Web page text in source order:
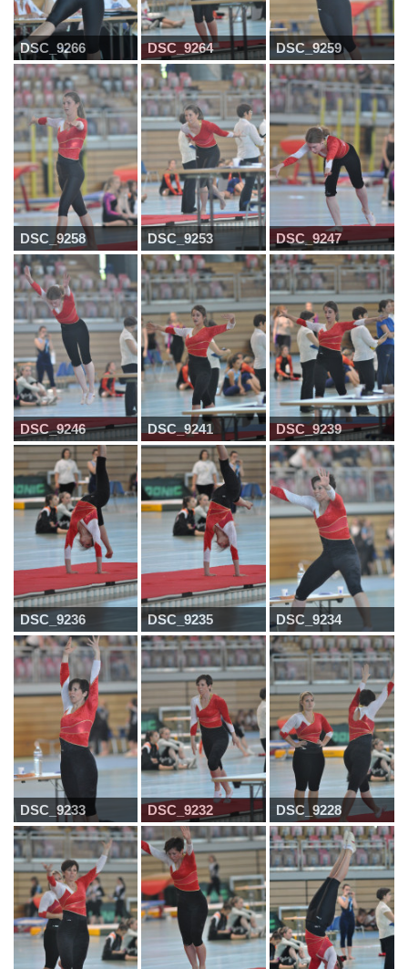
DSC_9266 DSC_9264 DSC_9259
DSC_9258 DSC_9253 DSC_9247
DSC_9246 DSC_9241 DSC_9239
DSC_9236 DSC_9235 DSC_9234
DSC_9233 DSC_9232 DSC_9228